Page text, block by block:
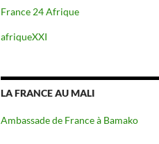
France 24 Afrique
afriqueXXI
LA FRANCE AU MALI
Ambassade de France à Bamako